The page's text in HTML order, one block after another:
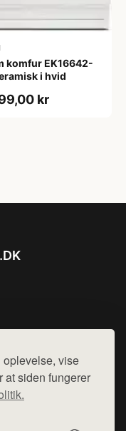
oplevelse, vise
at siden fungerer
komfur EK16642-
i hvid
kr
til de shops,